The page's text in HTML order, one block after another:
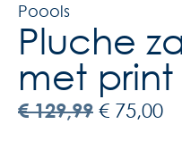
Poools
Pluche
met print
€129,99 € 75,00